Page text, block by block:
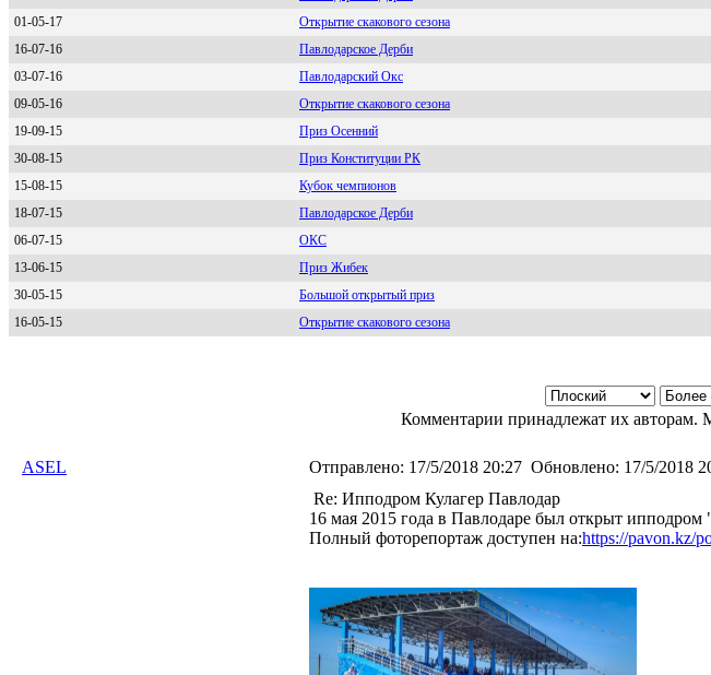
01-05-17
Открытие скакового сезона
16-07-16
Павлодарское Дерби
03-07-16
Павлодарский Окс
09-05-16
Открытие скакового сезона
19-09-15
Приз Осенний
30-08-15
Приз Конституции РК
15-08-15
Кубок чемпионов
18-07-15
Павлодарское Дерби
06-07-15
ОКС
13-06-15
Приз Жибек
30-05-15
Большой открытый приз
16-05-15
Открытие скакового сезона
Комментарии принадлежат их авторам.
ASEL Отправлено: 17/5/2018 20:27 Обновлено: 17/5/2018
Re: Ипподром Кулагер Павлодар
16 мая 2015 года в Павлодаре был открыт ипподром
Полный фоторепортаж доступен на:https://pavon.kz/